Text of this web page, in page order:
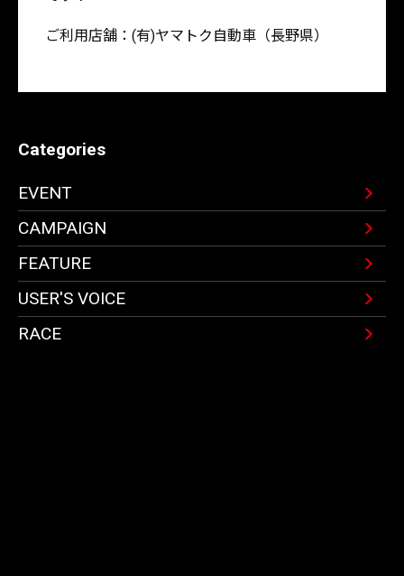
ご利用店舗：(有)ヤマトク自動車（長野県）
Categories
EVENT
CAMPAIGN
FEATURE
USER'S VOICE
RACE